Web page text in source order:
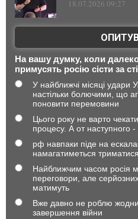
18.07.2026 09:27
На вашу думку, коли
примусять росію сісти за
У найближчі місяці удари
настільки болючими, що
поновити перемовини
Цього року не варто
процесу. А от наступного
рф навпаки піде на
намагатиметься
Найближчим часом росія
переговори, але
матимуть
Вже давно не роблю
завершення війни